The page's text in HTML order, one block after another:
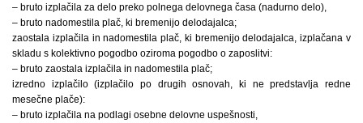
– bruto izplačila za delo preko polnega delovnega časa (nadurno delo),
– bruto nadomestila plač, ki bremenijo delodajalca;
zaostala izplačila in nadomestila plač, ki bremenijo delodajalca, izplačana v
skladu s kolektivno pogodbo oziroma pogodbo o zaposlitvi:
– bruto zaostala izplačila in nadomestila plač;
izredno izplačilo (izplačilo po drugih osnovah, ki ne predstavlja redne
mesečne plače):
– bruto izplačila na podlagi osebne delovne uspešnosti,